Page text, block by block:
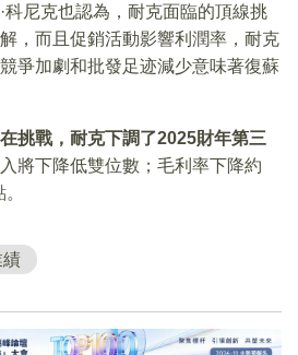
科尼克也認為，耐克面臨的頂線挑
，而且促銷活動影響利潤率，耐克
爭加劇和批發足迹減少意味著復蘇
挑戰，耐克下調了2025財年第三
入將下降低雙位數；毛利率下降約
績